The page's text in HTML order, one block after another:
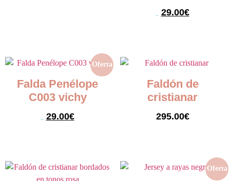
29.00€
Oferta
Falda Penélope
C003 vichy
29.00€
Faldón de
cristianar
295.00€
Oferta